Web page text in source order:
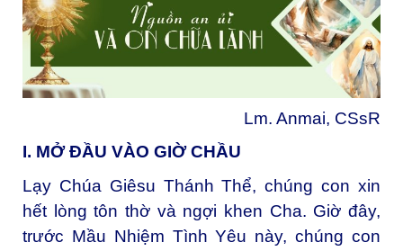
Lm. Anmai, CSsR
I. MỞ ĐẦU VÀO GIỜ CHẦU
Lạy Chúa Giêsu Thánh Thể, chúng con xin
hết lòng tôn thờ và ngợi khen Cha. Giờ đây,
trước Mầu Nhiệm Tình Yêu này, chúng con